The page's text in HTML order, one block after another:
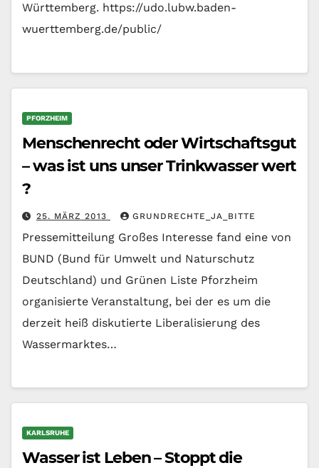
Württemberg. https://udo.lubw.baden-
wuerttemberg.de/public/
PFORZHEIM
Menschenrecht oder Wirtschaftsgut
– was ist uns unser Trinkwasser wert
?
25. MÄRZ 2013 GRUNDRECHTE_JA_BITTE
Pressemitteilung Großes Interesse fand eine von
BUND (Bund für Umwelt und Naturschutz
Deutschland) und Grünen Liste Pforzheim
organisierte Veranstaltung, bei der es um die
derzeit heiß diskutierte Liberalisierung des
Wassermarktes…
KARLSRUHE
Wasser ist Leben – Stoppt die